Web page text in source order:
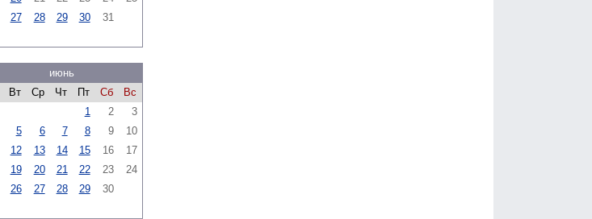
27 28 29 30 31
июнь
Вт Ср Чт Пт Сб
Вс
1
2
3
5 6 7 8 9
10
12 13 14 15 16
17
19 20 21 22 23
24
26 27 28 29 30